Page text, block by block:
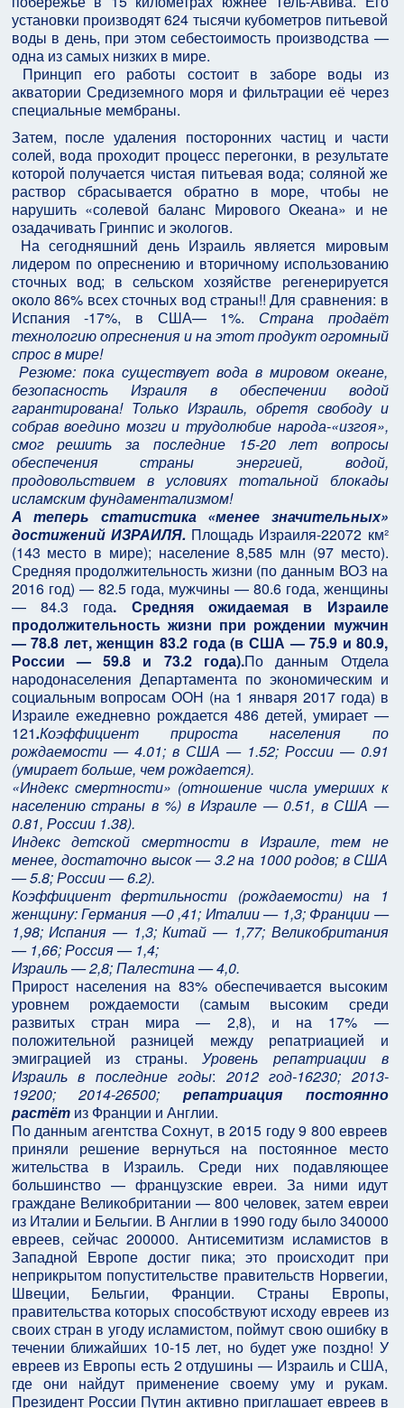
установки производят 624 тысячи кубометров питьевой
воды в день, при этом себестоимость производства —
одна из самых низких в мире.
Принцип его работы состоит в заборе воды из
акватории Средиземного моря и фильтрации её через
специальные мембраны.
Затем, после удаления посторонних частиц и части
солей, вода проходит процесс перегонки, в результате
которой получается чистая питьевая вода; соляной же
раствор сбрасывается обратно в море, чтобы не
нарушить «солевой баланс Мирового Океана» и не
озадачивать Гринпис и экологов.
На сегодняшний день Израиль является мировым
лидером по опреснению и вторичному использованию
сточных вод; в сельском хозяйстве регенерируется
около 86% всех сточных вод страны!! Для сравнения: в
Испания -17%, в США— 1%. Страна продаёт
технологию опреснения и на этот продукт огромный
спрос в мире!
Резюме: пока существует вода в мировом океане,
безопасность Израиля в обеспечении водой
гарантирована! Только Израиль, обретя свободу и
собрав воедино мозги и трудолюбие народа-«изгоя»,
смог решить за последние 15-20 лет вопросы
обеспечения страны энергией, водой,
продовольствием в условиях тотальной блокады
исламским фундаментализмом!
А теперь статистика «менее значительных»
достижений ИЗРАИЛЯ. Площадь Израиля-22072 км²
(143 место в мире); население 8,585 млн (97 место).
Средняя продолжительность жизни (по данным ВОЗ на
2016 год) — 82.5 года, мужчины — 80.6 года, женщины
— 84.3 года. Средняя ожидаемая в Израиле
продолжительность жизни при рождении мужчин
— 78.8 лет, женщин 83.2 года (в США — 75.9 и 80.9,
России — 59.8 и 73.2 года).По данным Отдела
народонаселения Департамента по экономическим и
социальным вопросам ООН (на 1 января 2017 года) в
Израиле ежедневно рождается 486 детей, умирает —
121.Коэффициент прироста населения по
рождаемости — 4.01; в США — 1.52; России — 0.91
(умирает больше, чем рождается).
«Индекс смертности» (отношение числа умерших к
населению страны в %) в Израиле — 0.51, в США —
0.81, России 1.38).
Индекс детской смертности в Израиле, тем не
менее, достаточно высок — 3.2 на 1000 родов; в США
— 5.8; России — 6.2).
Коэффициент фертильности (рождаемости) на 1
женщину: Германия —0 ,41; Италии — 1,3; Франции —
1,98; Испания — 1,3; Китай — 1,77; Великобритания
— 1,66; Россия — 1,4;
Израиль — 2,8; Палестина — 4,0.
Прирост населения на 83% обеспечивается высоким
уровнем рождаемости (самым высоким среди
развитых стран мира — 2,8), и на 17% —
положительной разницей между репатриацией и
эмиграцией из страны.Уровень репатриации в
Израиль в последние годы: 2012 год-16230; 2013-
19200; 2014-26500; репатриация постоянно
растёт из Франции и Англии.
По данным агентства Сохнут, в 2015 году 9 800 евреев
приняли решение вернуться на постоянное место
жительства в Израиль. Среди них подавляющее
большинство — французские евреи. За ними идут
граждане Великобритании — 800 человек, затем евреи
из Италии и Бельгии. В Англии в 1990 году было 340000
евреев, сейчас 200000. Антисемитизм исламистов в
Западной Европе достиг пика; это происходит при
неприкрытом попустительстве правительств Норвегии,
Швеции, Бельгии, Франции. Страны Европы,
правительства которых способствуют исходу евреев из
своих стран в угоду исламистом, поймут свою ошибку в
течении ближайших 10-15 лет, но будет уже поздно! У
евреев из Европы есть 2 отдушины — Израиль и США,
где они найдут применение своему уму и рукам.
Президент России Путин активно приглашает евреев в